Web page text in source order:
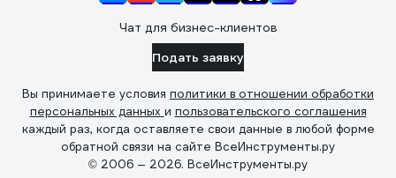
Чат для бизнес-клиентов
Подать заявку
Вы принимаете условия политики в отношении обработки
персональных данных и пользовательского соглашения
каждый раз, когда оставляете свои данные в любой форме
обратной связи на сайте ВсеИнструменты.ру
© 2006 — 2026. ВсеИнструменты.ру